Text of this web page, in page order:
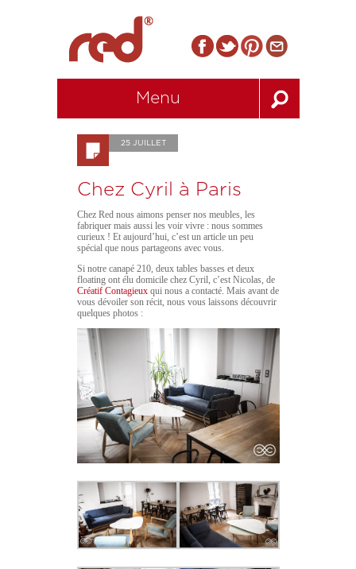
Menu
25 JUILLET
Chez Cyril à Paris
Chez Red nous aimons penser nos meubles, les
fabriquer mais aussi les voir vivre : nous sommes
curieux ! Et aujourd’hui, c’est un article un peu
spécial que nous partageons avec vous.
Si notre canapé 210, deux tables basses et deux
floating ont élu domicile chez Cyril, c’est Nicolas, de
Créatif Contagieuxqui nous a contacté. Mais avant de
vous dévoiler son récit, nous vous laissons découvrir
quelques photos :